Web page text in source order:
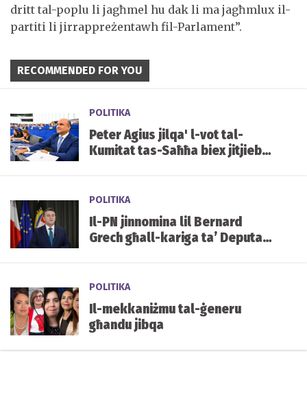
dritt tal-poplu li jagħmel hu dak li ma jagħmlux il-
partiti li jirrappreżentawh fil-Parlament”.
RECOMMENDED FOR YOU
POLITIKA
Peter Agius jilqa' l-vot tal-
Kumitat tas-Saħħa biex jitjiebu
POLITIKA
Il-PN jinnomina lil Bernard
Grech għall-kariga ta’ Deputat
POLITIKA
Il-mekkaniżmu tal-ġeneru
għandu jibqa